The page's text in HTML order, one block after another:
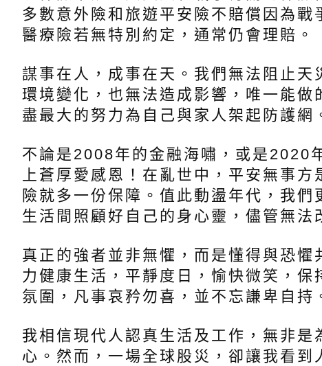
多數意外險和旅遊平安險不賠償因為
醫療險若無特別約定，通常仍會理賠。
謀事在人，成事在天。我們無法阻止
環境變化，也無法造成影響，唯一能做
盡最大的努力為自己與家人架起防護網
不論是2008年的金融海嘯，或是2020
上蒼厚愛感恩！在亂世中，平安無事
險就多一份保障。值此動盪年代，我
生活間照顧好自己的身心靈，儘管無法
真正的強者並非無懼，而是懂得與恐
力健康生活，平靜度日，愉快微笑，
氛圍，凡事哀矜勿喜，並不忘謙卑自持
我相信現代人認真生活及工作，無非
心。然而，一場全球股災，卻讓我看